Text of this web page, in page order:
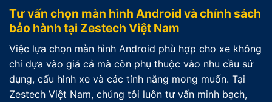
Tư vấn chọn màn hình Android và chính sách
bảo hành tại Zestech Việt Nam
Việc lựa chọn màn hình Android phù hợp cho xe không
chỉ dựa vào giá cả mà còn phụ thuộc vào nhu cầu sử
dụng, cấu hình xe và các tính năng mong muốn. Tại
Zestech Việt Nam, chúng tôi luôn tư vấn minh bạch,